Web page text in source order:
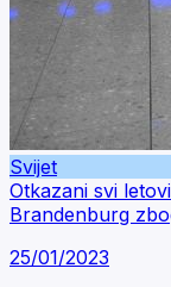
Svijet
Otkazani svi
Brandenburg
25/01/2023